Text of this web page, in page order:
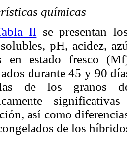
químicas
II se presentan
pH, acidez,
en estado fresco
durante 45 y 90
de los granos
así como
de los